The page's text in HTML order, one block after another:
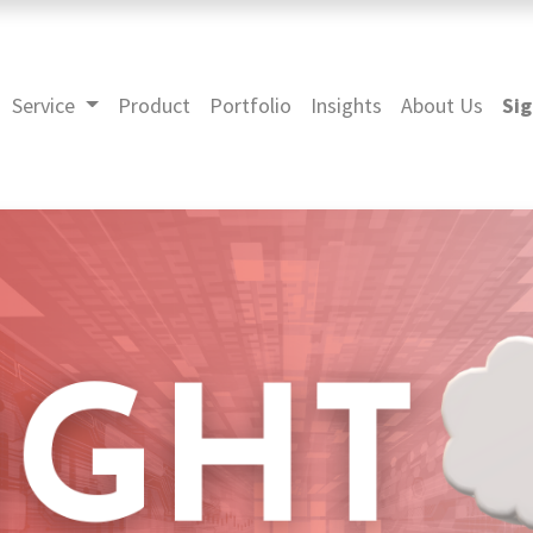
Service Product Portfolio Insights About Us